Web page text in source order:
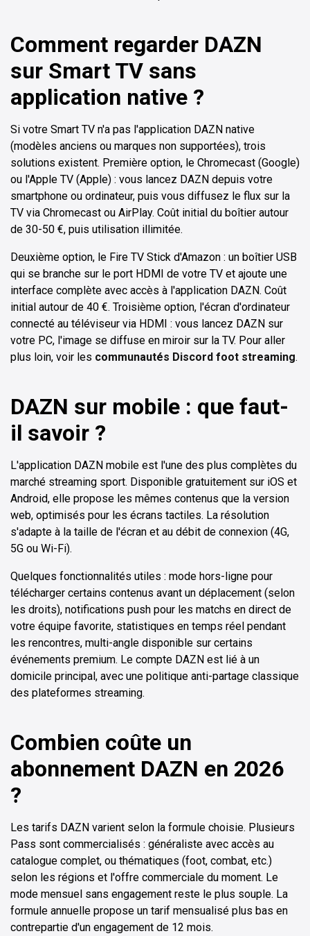
Comment regarder DAZN
sur Smart TV sans
application native ?
Si votre Smart TV n'a pas l'application DAZN native
(modèles anciens ou marques non supportées), trois
solutions existent. Première option, le Chromecast (Google)
ou l'Apple TV (Apple) : vous lancez DAZN depuis votre
smartphone ou ordinateur, puis vous diffusez le flux sur la
TV via Chromecast ou AirPlay. Coût initial du boîtier autour
de 30-50 €, puis utilisation illimitée.
Deuxième option, le Fire TV Stick d'Amazon : un boîtier USB
qui se branche sur le port HDMI de votre TV et ajoute une
interface complète avec accès à l'application DAZN. Coût
initial autour de 40 €. Troisième option, l'écran d'ordinateur
connecté au téléviseur via HDMI : vous lancez DAZN sur
votre PC, l'image se diffuse en miroir sur la TV. Pour aller
plus loin, voir les communautés Discord foot streaming.
DAZN sur mobile : que faut-
il savoir ?
L'application DAZN mobile est l'une des plus complètes du
marché streaming sport. Disponible gratuitement sur iOS et
Android, elle propose les mêmes contenus que la version
web, optimisés pour les écrans tactiles. La résolution
s'adapte à la taille de l'écran et au débit de connexion (4G,
5G ou Wi-Fi).
Quelques fonctionnalités utiles : mode hors-ligne pour
télécharger certains contenus avant un déplacement (selon
les droits), notifications push pour les matchs en direct de
votre équipe favorite, statistiques en temps réel pendant
les rencontres, multi-angle disponible sur certains
événements premium. Le compte DAZN est lié à un
domicile principal, avec une politique anti-partage classique
des plateformes streaming.
Combien coûte un
abonnement DAZN en 2026
?
Les tarifs DAZN varient selon la formule choisie. Plusieurs
Pass sont commercialisés : généraliste avec accès au
catalogue complet, ou thématiques (foot, combat, etc.)
selon les régions et l'offre commerciale du moment. Le
mode mensuel sans engagement reste le plus souple. La
formule annuelle propose un tarif mensualisé plus bas en
contrepartie d'un engagement de 12 mois.